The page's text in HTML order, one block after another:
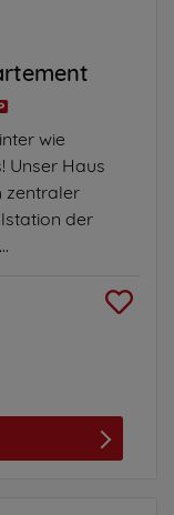
wie
Unser Haus
zentraler
der